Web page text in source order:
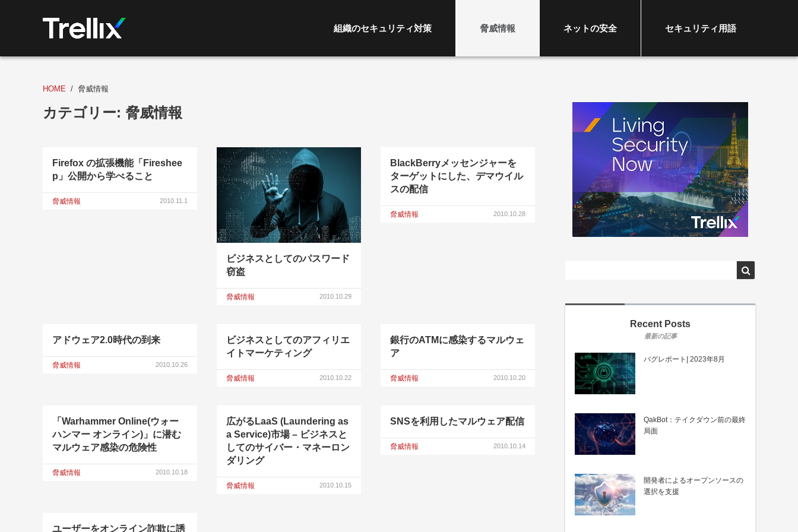
組織のセキュリティ対策 脅威情報 ネットの安全 セキュリティ用語
HOME 脅威情報
カテゴリー: 脅威情報
Firefox の拡張機能「Fireshee
p」公開から学べること
脅威情報 2010.11.1
ビジネスとしてのパスワード
窃盗
脅威情報 2010.10.29
BlackBerryメッセンジャーを
ターゲットにした、デマウイル
スの配信
脅威情報 2010.10.28
アドウェア2.0時代の到来
脅威情報 2010.10.26
ビジネスとしてのアフィリエ
イトマーケティング
脅威情報 2010.10.22
銀行のATMに感染するマルウェ
ア
脅威情報 2010.10.20
「Warhammer Online(ウォー
ハンマー オンライン)」に潜む
マルウェア感染の危険性
脅威情報 2010.10.18
広がるLaaS (Laundering as
a Service)市場 – ビジネスと
してのサイバー・マネーロン
ダリング
脅威情報 2010.10.15
SNSを利用したマルウェア配信
脅威情報 2010.10.14
ユーザーをオンライン詐欺に誘
Recent Posts
バグレポート| 2023年8月
QakBot：テイクダウン前の最終
局面
開発者によるオープンソースの
選択を支援